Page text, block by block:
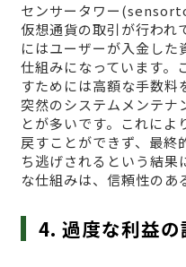
センサータワー
仮想通貨の取引が行われ
にはユーザーが入金した
仕組みになっています。
すためには高額な手数料
突然のシステムメンテナ
とが多いです。これによ
戻すことができず、最終
ち逃げされるという結果
な仕組みは、信頼性のあ
4. 過度な利益の